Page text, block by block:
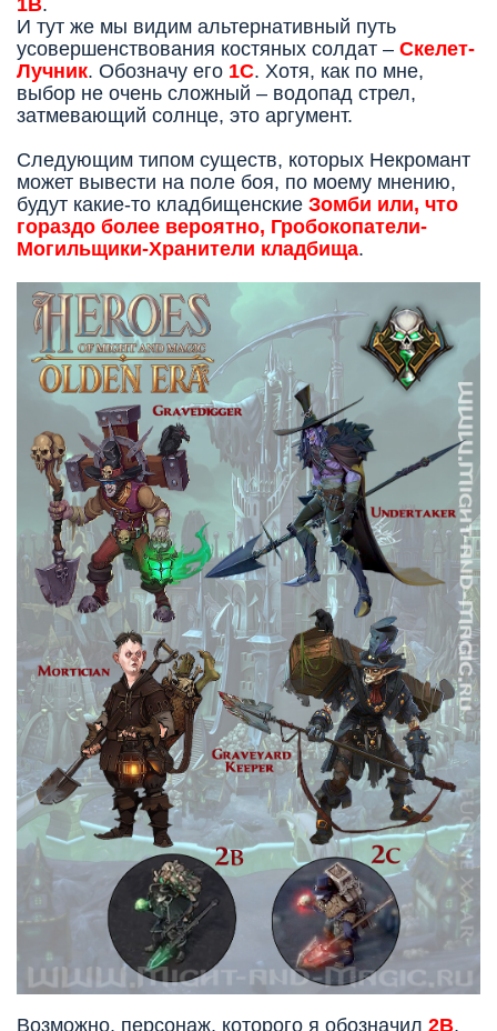
И тут же мы видим альтернативный путь
усовершенствования костяных солдат – Скелет-
Лучник. Обозначу его 1С. Хотя, как по мне,
выбор не очень сложный – водопад стрел,
затмевающий солнце, это аргумент.
Следующим типом существ, которых Некромант
может вывести на поле боя, по моему мнению,
будут какие-то кладбищенские Зомби или, что
гораздо более вероятно, Гробокопатели-
Могильщики-Хранители кладбища.
Возможно, персонаж, которого я обозначил 2В,